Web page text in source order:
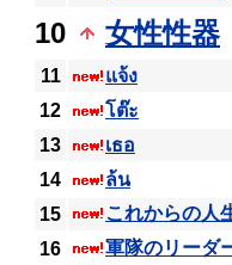
10
女性性器
11
แจ้ง
12
โต๊ะ
13
เธอ
14
ล้น
15
これからの人
16
軍隊のリーダ